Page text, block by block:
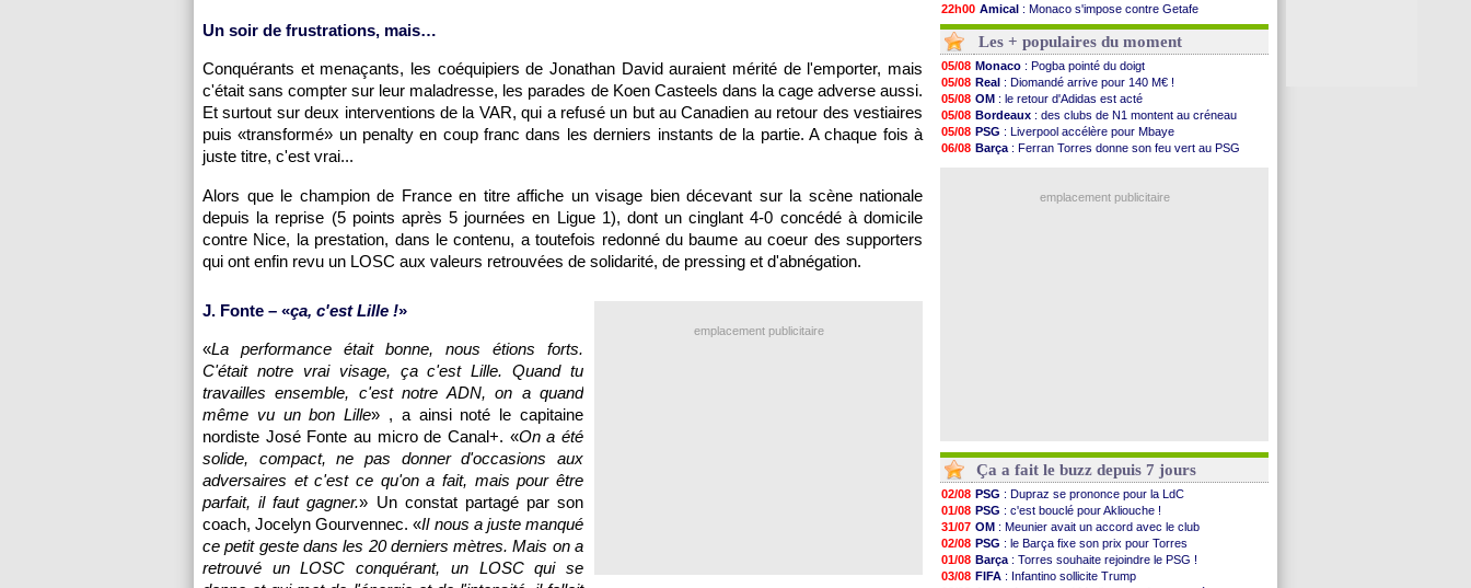
Un soir de frustrations, mais…
Conquérants et menaçants, les coéquipiers de Jonathan David auraient mérité de l'emporter, mais
c'était sans compter sur leur maladresse, les parades de Koen Casteels dans la cage adverse aussi.
Et surtout sur deux interventions de la VAR, qui a refusé un but au Canadien au retour des vestiaires
puis «transformé» un penalty en coup franc dans les derniers instants de la partie. A chaque fois à
juste titre, c'est vrai...
Alors que le champion de France en titre affiche un visage bien décevant sur la scène nationale
depuis la reprise (5 points après 5 journées en Ligue 1), dont un cinglant 4-0 concédé à domicile
contre Nice, la prestation, dans le contenu, a toutefois redonné du baume au coeur des supporters
qui ont enfin revu un LOSC aux valeurs retrouvées de solidarité, de pressing et d'abnégation.
emplacement publicitaire
J. Fonte – «ça, c'est Lille !»
«La performance était bonne, nous étions forts.
C'était notre vrai visage, ça c'est Lille. Quand tu
travailles ensemble, c'est notre ADN, on a quand
même vu un bon Lille» , a ainsi noté le capitaine
nordiste José Fonte au micro de Canal+. «On a été
solide, compact, ne pas donner d'occasions aux
adversaires et c'est ce qu'on a fait, mais pour être
parfait, il faut gagner.» Un constat partagé par son
coach, Jocelyn Gourvennec. «Il nous a juste manqué
ce petit geste dans les 20 derniers mètres. Mais on a
retrouvé un LOSC conquérant, un LOSC qui se
22h00 Amical : Monaco s'impose contre Getafe
21h48 Nantes: Der Zakarian et sa relation avec Kita
21h39
OM: le club prêt à libérer Kondogbia ?
21h26 Monaco: le message touchant d'Akliouche
21h05
FIFA: Tebas en remet une couche
20h47
FIFA : l'UEFA maintient la pression
20h30
PSG: Tebas encense Luis Enrique
20h18
Real: Vinicius jusqu'en 2032 (officiel)
20h04
Lyon: Mangala va rejoindre Getafe
19h47
OM: une offre refusée pour Aguerd
: Akliouche a signé (officiel)
Les + populaires du moment
05/08 Monaco : Pogba pointé du doigt
05/08 Real : Diomandé arrive pour 140 M€ !
05/08 OM : le retour d'Adidas est acté
05/08 Bordeaux : des clubs de N1 montent au créneau
05/08 PSG : Liverpool accélère pour Mbaye
06/08 Barça : Ferran Torres donne son feu vert au PSG
emplacement publicitaire
Ça a fait le buzz depuis 7 jours
02/08 PSG : Dupraz se prononce pour la LdC
01/08 PSG : c'est bouclé pour Akliouche !
31/07 OM : Meunier avait un accord avec le club
02/08 PSG : le Barça fixe son prix pour Torres
01/08 Barça : Torres souhaite rejoindre le PSG !
03/08 FIFA : Infantino sollicite Trump